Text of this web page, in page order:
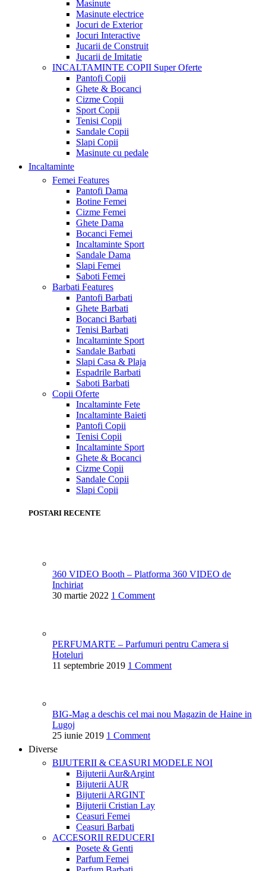
Masinute
Masinute electrice
Jocuri de Exterior
Jocuri Interactive
Jucarii de Construit
Jucarii de Imitatie
INCALTAMINTE COPII Super Oferte
Pantofi Copii
Ghete & Bocanci
Cizme Copii
Sport Copii
Tenisi Copii
Sandale Copii
Slapi Copii
Masinute cu pedale
Incaltaminte
Femei Features
Pantofi Dama
Botine Femei
Cizme Femei
Ghete Dama
Bocanci Femei
Incaltaminte Sport
Sandale Dama
Slapi Femei
Saboti Femei
Barbati Features
Pantofi Barbati
Ghete Barbati
Bocanci Barbati
Tenisi Barbati
Incaltaminte Sport
Sandale Barbati
Slapi Casa & Plaja
Espadrile Barbati
Saboti Barbati
Copii Oferte
Incaltaminte Fete
Incaltaminte Baieti
Pantofi Copii
Tenisi Copii
Incaltaminte Sport
Ghete & Bocanci
Cizme Copii
Sandale Copii
Slapi Copii
POSTARI RECENTE
360 VIDEO Booth – Platforma 360 VIDEO de
Inchiriat
30 martie 2022 1 Comment
PERFUMARTE – Parfumuri pentru Camera si
Hoteluri
11 septembrie 2019 1 Comment
BIG-Mag a deschis cel mai nou Magazin de Haine in
Lugoj
25 iunie 2019 1 Comment
Diverse
BIJUTERII & CEASURI MODELE NOI
Bijuterii Aur&Argint
Bijuterii AUR
Bijuterii ARGINT
Bijuterii Cristian Lay
Ceasuri Femei
Ceasuri Barbati
ACCESORII REDUCERI
Posete & Genti
Parfum Femei